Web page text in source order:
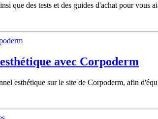
que des tests et des guides d'achat pour vous
avec Corpoderm
esthétique sur le site de Corpoderm, afin